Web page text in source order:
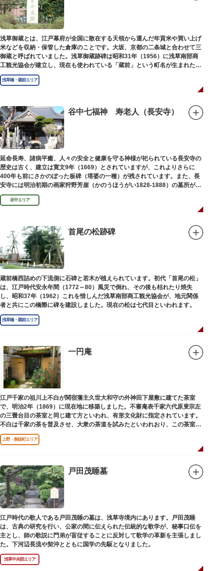
浅草御蔵とは、江戸幕府が全国に散在する天領から運んだ年貢米や買い上げ
米などを収納・保管した倉庫のことです。大坂、京都の二条城と合わせて三
御蔵と呼ばれていました。浅草御蔵跡碑は昭和31年（1956）に浅草南部商
工観光協会が建立し、現在も使われている「蔵前」という町名が生まれたの
は昭和9年（1934）のことです。
浅草橋・蔵前エリア
谷中七福神 寿老人（長安寺）
延命長寿、諸病平癒、人々の安全と健康を守る神様が祀られている長安寺の
歴史は古く、建立は寛文9年（1669）とされていますが、これよりさらに
400年も前にさかのぼった板碑（塔婆の一種）が残されています。また、長
安寺には明治初期の画家狩野芳崖（かのうほうがい1828-1888）の墓所があ
ります。
谷中エリア
首尾の松跡碑
蔵前橋西詰めの下流側に石碑と若木が植えられています。初代「首尾の松」
は、江戸時代安永年間（1772～80）風災で倒れ、その後も枯れたり焼失
し、昭和37年（1962）これを惜しんだ浅草南部商工観光協会が、地元関係
者と共にこの橋際に碑を建設しました。現在の松は七代目といわれます。
浅草橋・蔵前エリア
一円庵
江戸千家の祖川上不白が関宿藩主久世大和守の外神田下屋敷に建てた茶室
で、明治2年（1869）に現在地に移築しました。不審庵表千家六代原叟宗左
の三畳台目の茶室と同じ建て方といわれ、有形文化財に指定されています。
不白は千家の茶を普及させ、大衆の茶道を試みたといわれおり、この茶室は
江戸千家を広める拠点となりました。
上野・御徒町エリア
戸田茂睡墓
江戸時代の歌人である戸田茂睡の墓は、浅草寺境内にあります。戸田茂睡
は、古典の研究を行い、公家の間に伝えられた伝統的な歌学が、秘事口伝を
主とし、師の歌説に門弟が盲従することに反対して歌学の革新を主張しまし
た。下河辺長流や契沖とともに国学の先駆となりました。
浅草中央部エリア